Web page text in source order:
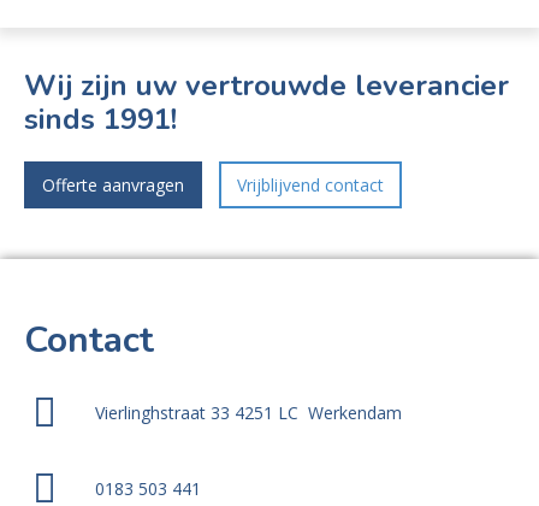
Wij zijn uw vertrouwde leverancier
sinds 1991!
Offerte aanvragen Vrijblijvend contact
Contact
Vierlinghstraat 33 4251 LC Werkendam
0183 503 441